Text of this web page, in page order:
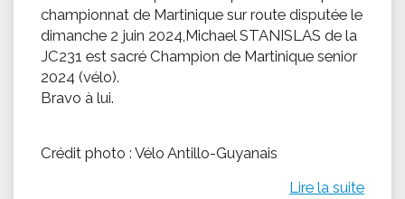
championnat de Martinique sur route disputée le
dimanche 2 juin 2024,Michael STANISLAS de la
JC231 est sacré Champion de Martinique senior
2024 (vélo).
Bravo à lui.
Crédit photo : Vélo Antillo-Guyanais
Lire la suite